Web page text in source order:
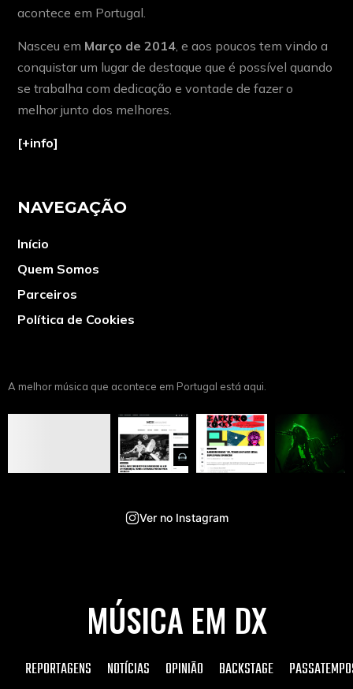
acontece em Portugal.
Nasceu em Março de 2014 , e aos poucos tem vindo a
conquistar um lugar de destaque que é possível quando
se trabalha com dedicação e vontade de fazer o
melhor junto dos melhores.
[+info]
NAVEGAÇÃO
Início
Quem Somos
Parceiros
Política de Cookies
A melhor música que acontece em Portugal está aqui.
Ver no Instagram
MÚSICA EM DX
REPORTAGENS NOTÍCIAS OPINIÃO BACKSTAGE